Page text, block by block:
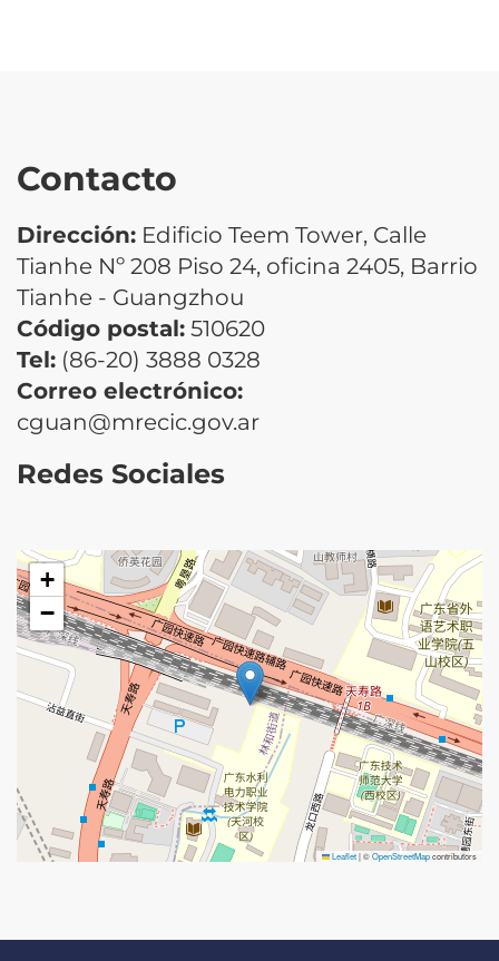
Contacto
Dirección: Edificio Teem Tower, Calle
Tianhe Nº 208 Piso 24, oficina 2405, Barrio
Tianhe - Guangzhou
Código postal: 510620
Tel: (86-20) 3888 0328
Correo electrónico:
cguan@mrecic.gov.ar
Redes Sociales
+
−
Leaflet|©OpenStreetMapcontributors